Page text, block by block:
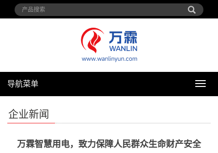
导
导航菜单
企业新闻
万霖智慧用电，致力保障人民群众生命财产安全